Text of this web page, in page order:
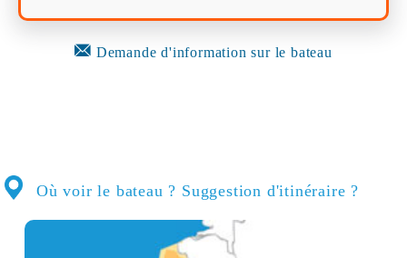
Demande d'information sur le bateau
Où voir le bateau ? Suggestion d'itinéraire ?